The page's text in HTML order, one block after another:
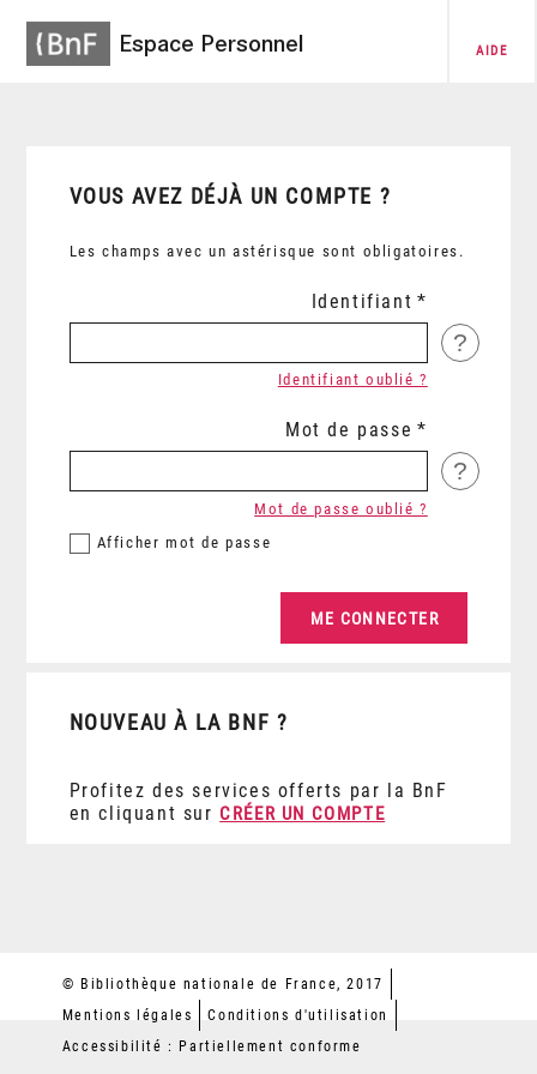
Espace Personnel AIDE
VOUS AVEZ DÉJÀ UN COMPTE ?
Les champs avec un astérisque sont obligatoires.
Identifiant
?
Identifiant oublié ?
Mot de passe
?
Afficher mot de passe
Mot de passe oublié ?
NOUVEAU À LA BNF ?
Profitez des services offerts par la BnF
en cliquant sur CRÉER UN COMPTE
© Bibliothèque nationale de France, 2017
Mentions légales
Conditions d'utilisation
Accessibilité : Partiellement conforme